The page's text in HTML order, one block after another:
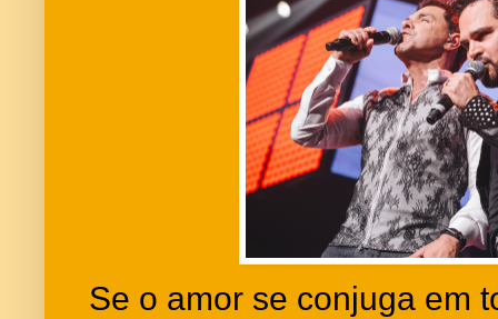
Se o amor se conjuga em